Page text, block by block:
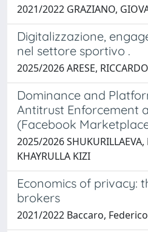
2021/2022 GRAZIANO,
Digitalizzazione,
nel settore sportivo .
2025/2026 ARESE, RICCARDO
Dominance and
Antitrust Enforcement
(Facebook
2025/2026
KHAYRULLA KIZI
Economics of privacy:
brokers
2021/2022 Baccaro, Federico